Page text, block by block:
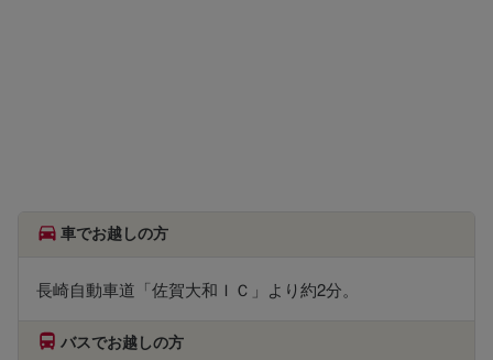
車でお越しの方
長崎自動車道「佐賀大和ＩＣ」より約2分。
バスでお越しの方